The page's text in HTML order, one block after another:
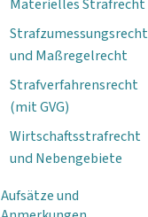
Materielles Strafrecht
Strafzumessungsrecht
und Maßregelrecht
Strafverfahrensrecht
(mit GVG)
Wirtschaftsstrafrecht
und Nebengebiete
Aufsätze und